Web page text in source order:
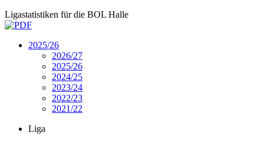
Ligastatistiken für die BOL Halle
2025/26
2026/27
2025/26
2024/25
2023/24
2022/23
2021/22
Liga